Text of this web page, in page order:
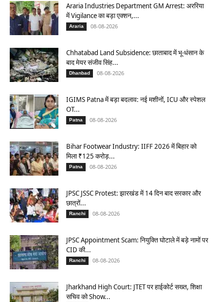
Araria Industries Department GM Arrest: अररिया
में Vigilance का बड़ा एक्शन,...
Araria 08-08-2026
Chhatabad Land Subsidence: छाताबाद में भू-धंसान के
बाद मेयर संजीव सिंह...
Dhanbad 08-08-2026
IGIMS Patna में बड़ा बदलाव: नई मशीनों, ICU और स्पेशल
OT...
Patna 08-08-2026
Bihar Footwear Industry: IIFF 2026 में बिहार को
मिला ₹125 करोड़...
Patna 08-08-2026
JPSC JSSC Protest: झारखंड में 14 दिन बाद सरकार और
छात्रों...
Ranchi 08-08-2026
JPSC Appointment Scam: नियुक्ति घोटाले में बड़े नामों पर
CID की...
Ranchi 08-08-2026
Jharkhand High Court: JTET पर हाईकोर्ट सख्त, शिक्षा
सचिव को Show...